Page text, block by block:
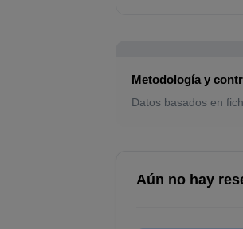
Metodología y
Datos basados en
Aún no hay